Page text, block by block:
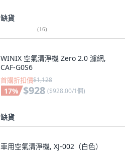
缺貨
(16)
WINIX 空氣清淨機 Zero 2.0 濾網,
CAF-G0S6
首購折扣價$1,128
17% $928 ($928.00/1個)
缺貨
車用空氣清淨機, XJ-002（白色）